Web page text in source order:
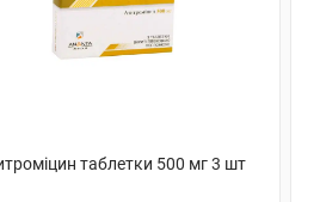
таблетки 500 мг 3 шт